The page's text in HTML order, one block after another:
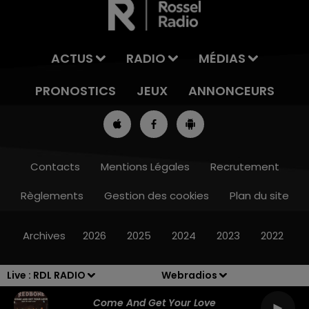
Live : RDL RADIO
Webradios
Come And Get Your Love
13h00 - 16h00
ACTUS RADIO
MÉDIAS
PRONOSTICS
JEUX ANNONCEURS
Contacts Mentions Légales
Recrutement
Règlements
Gestion des cookies Plan du site
Archives 2026 2025 2024 2023 2022